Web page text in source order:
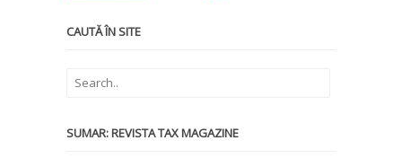
CAUTĂ ÎN SITE
SUMAR: REVISTA TAX MAGAZINE